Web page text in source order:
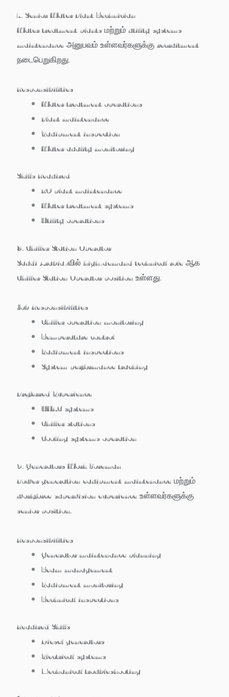
7. Senior Water Plant Technician
Water treatment plants மற்றும் utility systems
maintenance அனுபவம் உள்ளவர்களுக்கு recruitment
நடைபெறுகிறது.
Responsibilities
Water treatment operations
Plant maintenance
Equipment inspection
Water quality monitoring
Skills Required
RO plant maintenance
Water treatment systems
Utility operations
8. Chiller Station Operator
Saudi Arabia-வில் high-demand technical role ஆக
Chiller Station Operator position உள்ளது.
Job Responsibilities
Chiller operation monitoring
Temperature control
Equipment inspections
System performance tracking
Preferred Experience
HVAC systems
Chiller stations
Cooling systems operation
9. Generators Work Foreman
Power generation equipment maintenance மற்றும்
workforce supervision experience உள்ளவர்களுக்கு
senior position.
Responsibilities
Generator maintenance planning
Team management
Equipment monitoring
Technical inspections
Required Skills
Diesel generators
Electrical systems
Mechanical troubleshooting